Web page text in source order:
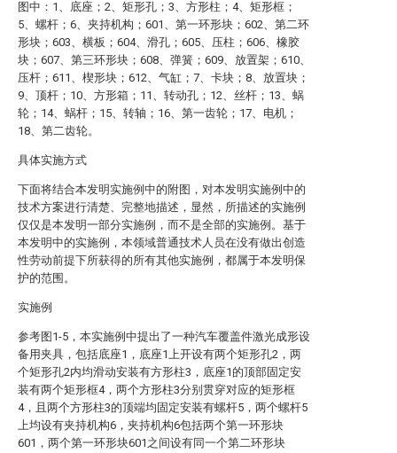
图中：1、底座；2、矩形孔；3、方形柱；4、矩形框；
5、螺杆；6、夹持机构；601、第一环形块；602、第二环
形块；603、横板；604、滑孔；605、压柱；606、橡胶
块；607、第三环形块；608、弹簧；609、放置架；610、
压杆；611、楔形块；612、气缸；7、卡块；8、放置块；
9、顶杆；10、方形箱；11、转动孔；12、丝杆；13、蜗
轮；14、蜗杆；15、转轴；16、第一齿轮；17、电机；
18、第二齿轮。
具体实施方式
下面将结合本发明实施例中的附图，对本发明实施例中的
技术方案进行清楚、完整地描述，显然，所描述的实施例
仅仅是本发明一部分实施例，而不是全部的实施例。基于
本发明中的实施例，本领域普通技术人员在没有做出创造
性劳动前提下所获得的所有其他实施例，都属于本发明保
护的范围。
实施例
参考图1-5，本实施例中提出了一种汽车覆盖件激光成形设
备用夹具，包括底座1，底座1上开设有两个矩形孔2，两
个矩形孔2内均滑动安装有方形柱3，底座1的顶部固定安
装有两个矩形框4，两个方形柱3分别贯穿对应的矩形框
4，且两个方形柱3的顶端均固定安装有螺杆5，两个螺杆5
上均设有夹持机构6，夹持机构6包括两个第一环形块
601，两个第一环形块601之间设有同一个第二环形块